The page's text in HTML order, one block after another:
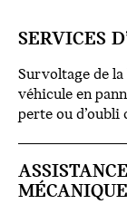
SERVICES
Survoltage de
véhicule en
perte ou d’oubli